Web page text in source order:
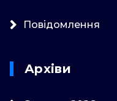
Повідомлення
Архіви